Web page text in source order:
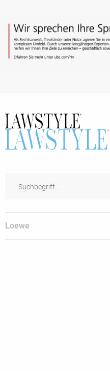
Loewe